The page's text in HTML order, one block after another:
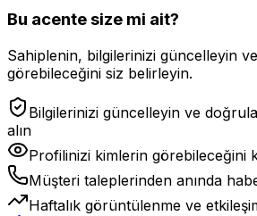
Bu acente size mi ait?
Sahiplenin, bilgilerinizi güncelleyin
görebileceğini siz belirleyin.
Bilgilerinizi güncelleyin ve
alın
Profilinizi kimlerin görebileceğini
Müşteri taleplerinden anında
Haftalık görüntülenme ve